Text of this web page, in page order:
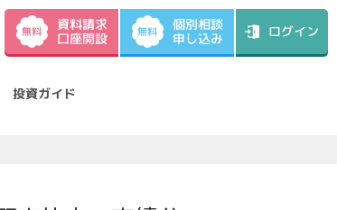
無料 資料請求
口座開設 無料 個別相談
申し込み ログイン
投資ガイド